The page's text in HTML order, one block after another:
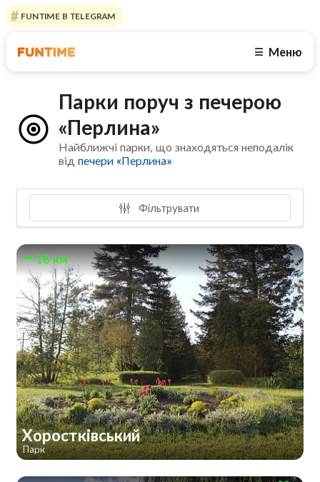
FUNTIME В TELEGRAM
☰ Меню
Парки поруч з печерою
«Перлина»
Найближчі парки, що знаходяться неподалік
відпечери «Перлина»
Фільтрувати
18 км
Хоростківський
Парк